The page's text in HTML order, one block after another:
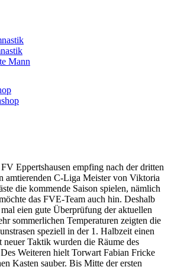
Mann
Eppertshausen empfing nach der dritten
amtierenden C-Liga Meister von Viktoria
die kommende Saison spielen, nämlich
das FVE-Team auch hin. Deshalb
eien gute Überprüfung der aktuellen
sommerlichen Temperaturen zeigten die
speziell in der 1. Halbzeit einen
Taktik wurden die Räume des
Weiteren hielt Torwart Fabian Fricke
Kasten sauber. Bis Mitte der ersten